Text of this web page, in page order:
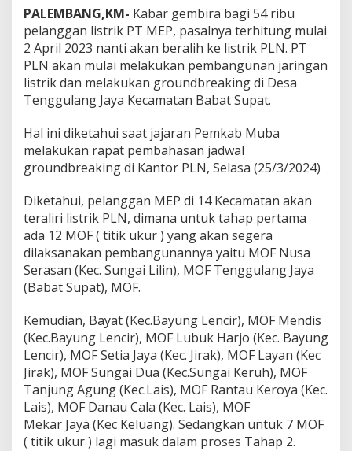
l
i
h
k
a
n
5
R
i
b
u
e
l
a
n
g
g
a
n
E
P
k
e
P
L
N
PALEMBANG,KM- Kabar gembira bagi 54 ribu
pelanggan listrik PT MEP, pasalnya terhitung mulai
2 April 2023 nanti akan beralih ke listrik PLN. PT
PLN akan mulai melakukan pembangunan jaringan
listrik dan melakukan groundbreaking di Desa
Tenggulang Jaya Kecamatan Babat Supat.
Hal ini diketahui saat jajaran Pemkab Muba
melakukan rapat pembahasan jadwal
groundbreaking di Kantor PLN, Selasa (25/3/2024)
Diketahui, pelanggan MEP di 14 Kecamatan akan
teraliri listrik PLN, dimana untuk tahap pertama
ada 12 MOF ( titik ukur ) yang akan segera
dilaksanakan pembangunannya yaitu MOF Nusa
Serasan (Kec. Sungai Lilin), MOF Tenggulang Jaya
(Babat Supat), MOF.
Kemudian, Bayat (Kec.Bayung Lencir), MOF Mendis
(Kec.Bayung Lencir), MOF Lubuk Harjo (Kec. Bayung
Lencir), MOF Setia Jaya (Kec. Jirak), MOF Layan (Kec
Jirak), MOF Sungai Dua (Kec.Sungai Keruh), MOF
Tanjung Agung (Kec.Lais), MOF Rantau Keroya (Kec.
Lais), MOF Danau Cala (Kec. Lais), MOF
Mekar Jaya (Kec Keluang). Sedangkan untuk 7 MOF
( titik ukur ) lagi masuk dalam proses Tahap 2.